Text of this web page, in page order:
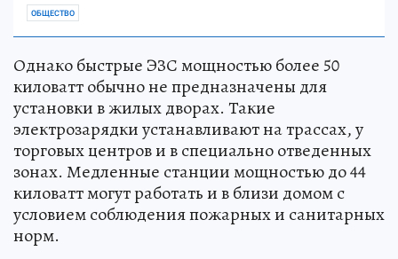
ОБЩЕСТВО
Однако быстрые ЭЗС мощностью более 50
киловатт обычно не предназначены для
установки в жилых дворах. Такие
электрозарядки устанавливают на трассах, у
торговых центров и в специально отведенных
зонах. Медленные станции мощностью до 44
киловатт могут работать и в близи домом с
условием соблюдения пожарных и санитарных
норм.